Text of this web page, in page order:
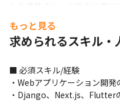
・アプリケーション『ココシ
∟医療従事者の複雑な資格更
献性の高い自社オリジナルア
（変更の範囲）会社の定める
もっと見る
求められるスキル・
■ 必須スキル/経験
・Webアプリケーション開発
・Django、Next.js、Flutter